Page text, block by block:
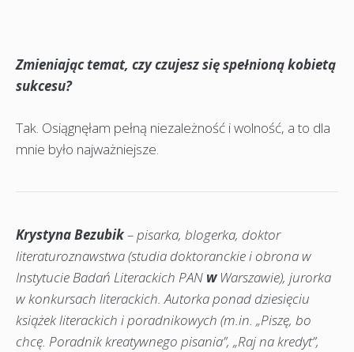
Zmieniając temat, czy czujesz się spełnioną kobietą
sukcesu?
Tak. Osiągnęłam pełną niezależność i wolność, a to dla
mnie było najważniejsze.
Krystyna Bezubik– pisarka, blogerka, doktor
literaturoznawstwa (studia doktoranckie i obrona w
Instytucie Badań Literackich PAN wWarszawie), jurorka
w konkursach literackich. Autorka ponad dziesięciu
książek literackich i poradnikowych (m.in. „Piszę, bo
chcę. Poradnik kreatywnego pisania”, „Raj na kredyt”,